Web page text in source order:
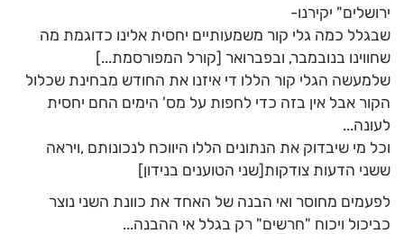
ירושלים" יקירנו-
שבגלל כמה גלי קור משמעותיים יחסית אלינו כדוגמת מה
שחווינו בנובמבר, ובפברואר [קורל המפורסמת...]
שלמעשה הגלי קור הללו די איזנו את החודש מבחינת שכלול
הקור אבל אין בזה כדי לחפות על מס' הימים החם יחסית
לעונה...
וכל מי שיבדוק את הנתונים הללו היווכח לנכונותם ,ויראה
ששני הדעות צודקות[שני הטוענים בנידון]
לפעמים מחוסר ואי הבנה של האחד את כוונת השני נוצר
כביכול ויכוח "חרשים" רק בגלל אי ההבנה...